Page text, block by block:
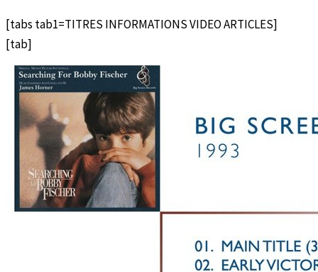
[tabs tab1=TITRES INFORMATIONS VIDEO ARTICLES]
[tab]